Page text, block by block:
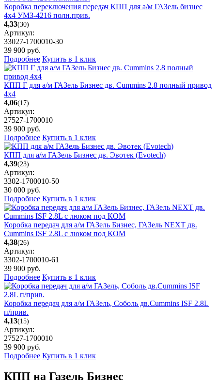
Коробка переключения передач КПП для а/м ГАЗель бизнес
4х4 УМЗ-4216 полн.прив.
4,33(30)
Артикул:
33027-1700010-30
39 900 руб.
Подробнее Купить в 1 клик
КПП Г для а/м ГАЗель Бизнес дв. Cummins 2.8 полный привод
4х4
4,06(17)
Артикул:
27527-1700010
39 900 руб.
Подробнее Купить в 1 клик
КПП для а/м ГАЗель Бизнес дв. Эвотек (Evotech)
4,39(23)
Артикул:
3302-1700010-50
30 000 руб.
Подробнее Купить в 1 клик
Коробка передач для а/м ГАЗель Бизнес, ГАЗель NEXT дв.
Cummins ISF 2.8L с люком под КОМ
4,38(26)
Артикул:
3302-1700010-61
39 900 руб.
Подробнее Купить в 1 клик
Коробка передач для а/м ГАЗель, Соболь дв.Cummins ISF 2.8L
п/прив.
4,13(15)
Артикул:
27527-1700010
39 900 руб.
Подробнее Купить в 1 клик
КПП на Газель Бизнес